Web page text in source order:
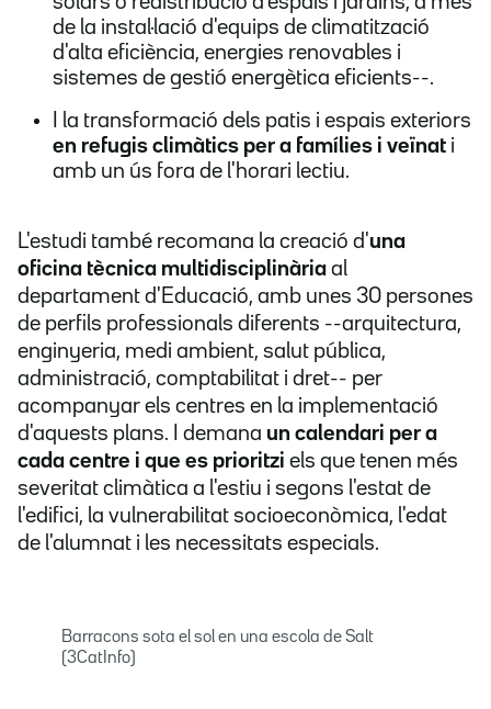
de la instal·lació d'equips de climatització
d'alta eficiència, energies renovables i
sistemes de gestió energètica eficients--.
I la transformació dels patis i espais exteriors
en refugis climàtics per a famílies i veïnat i
amb un ús fora de l'horari lectiu.
L'estudi també recomana la creació d'una
oficina tècnica multidisciplinària al
departament d'Educació, amb unes 30 persones
de perfils professionals diferents --arquitectura,
enginyeria, medi ambient, salut pública,
administració, comptabilitat i dret-- per
acompanyar els centres en la implementació
d'aquests plans. I demana un calendari per a
cada centre i que es prioritzi els que tenen més
severitat climàtica a l'estiu i segons l'estat de
l'edifici, la vulnerabilitat socioeconòmica, l'edat
de l'alumnat i les necessitats especials.
Barracons sota el sol en una escola de Salt
(3CatInfo)